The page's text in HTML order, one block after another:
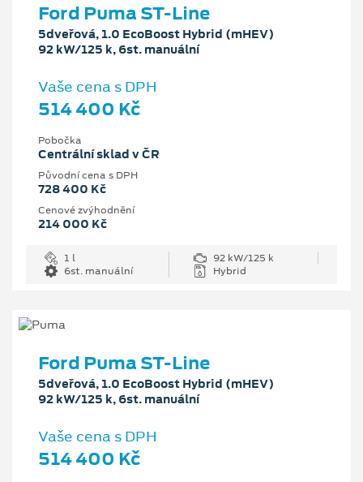
Ford Puma ST-Line
5dveřová, 1.0 EcoBoost Hybrid (mHEV)
92 kW/125 k, 6st. manuální
Vaše cena s DPH
514 400 Kč
Pobočka
Centrální sklad v ČR
Původní cena s DPH
728 400 Kč
Cenové zvýhodnění
214 000 Kč
1 l
92 kW/125 k
6st. manuální
Hybrid
Ford Puma ST-Line
5dveřová, 1.0 EcoBoost Hybrid (mHEV)
92 kW/125 k, 6st. manuální
Vaše cena s DPH
514 400 Kč